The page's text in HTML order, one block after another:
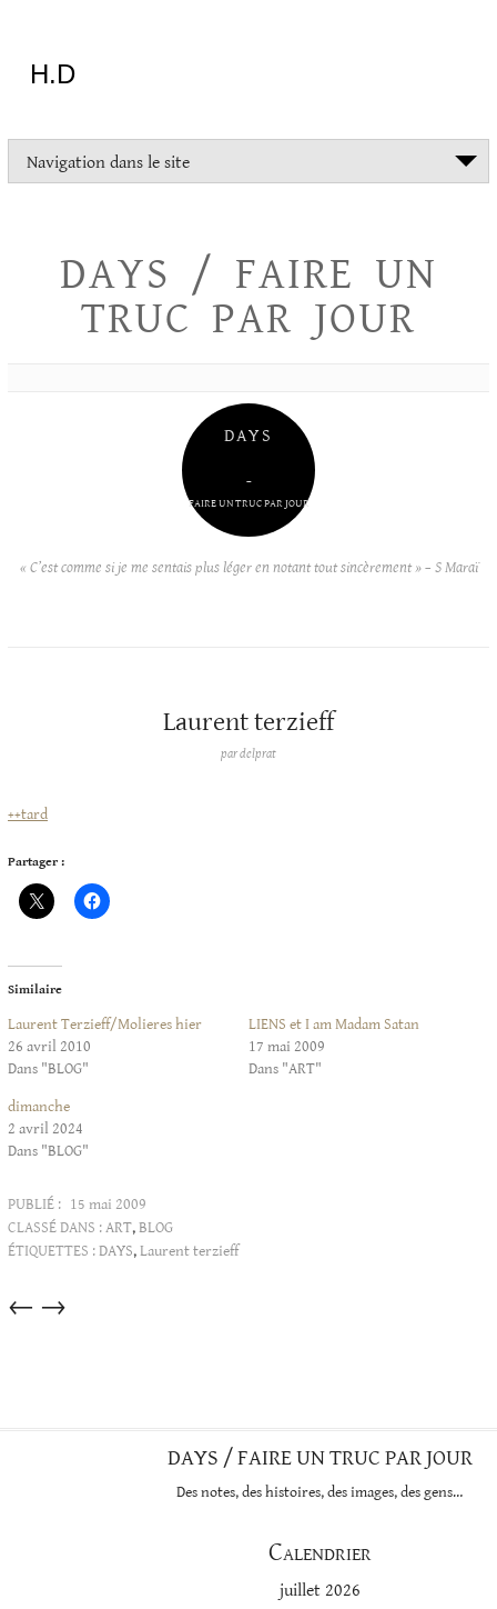
H.D
Navigation dans le site
DAYS / FAIRE UN
TRUC PAR JOUR
DAYS
–
FAIRE UN TRUC PAR JOUR
« C’est comme si je me sentais plus léger en notant tout sincèrement » – S Maraï
Laurent terzieff
pardelprat
++tard
Partager :
Similaire
Laurent Terzieff/Molieres hier
26 avril 2010
Dans "BLOG"
LIENS et I am Madam Satan
17 mai 2009
Dans "ART"
dimanche
2 avril 2024
Dans "BLOG"
PUBLIÉ : 15 mai 2009
CLASSÉ DANS :ART,BLOG
ÉTIQUETTES :DAYS,Laurent terzieff
Articles
→
←
DAYS / FAIRE UN TRUC PAR JOUR
Des notes, des histoires, des images, des gens…
Calendrier
juillet 2026